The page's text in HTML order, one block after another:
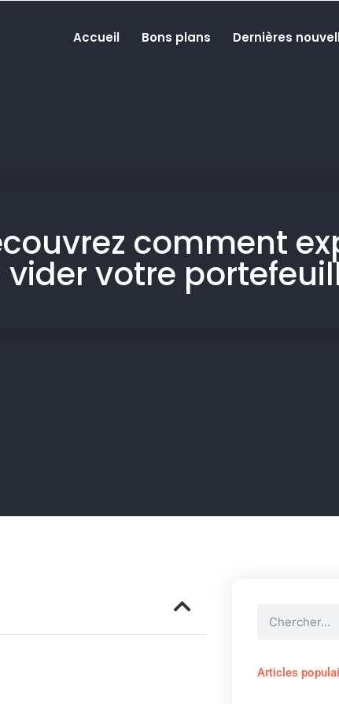
Accueil Bons plans Dernières
comment
votre
Articles